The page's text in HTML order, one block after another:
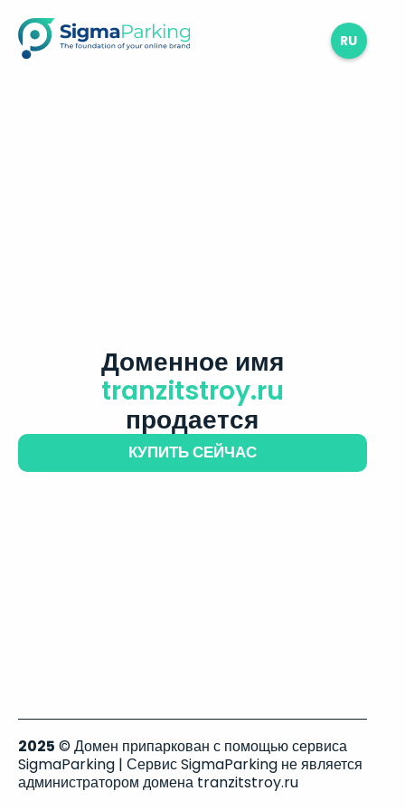
RU
Доменное имя
tranzitstroy.ru
продается
КУПИТЬ СЕЙЧАС
2025 © Домен припаркован с помощью сервиса
SigmaParking | Сервис SigmaParking не является
администратором домена tranzitstroy.ru